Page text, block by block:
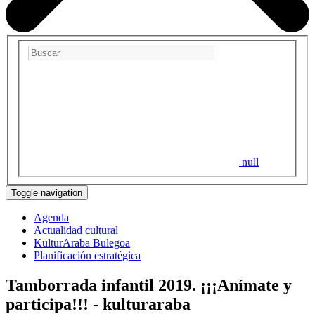
null
Toggle navigation
Agenda
Actualidad cultural
KulturAraba Bulegoa
Planificación estratégica
Tamborrada infantil 2019. ¡¡¡Anímate y
participa!!! - kulturaraba